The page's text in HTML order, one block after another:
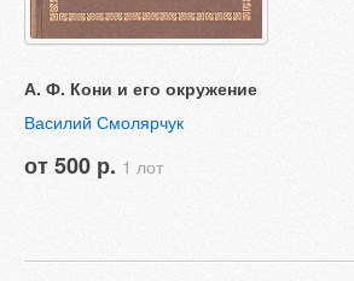
А. Ф. Кони и его окружение
Василий Смолярчук
от 500 р. 1 лот